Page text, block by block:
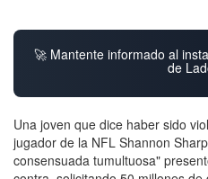
🚀 Mantente informado al
de
Una joven que dice haber sido
jugador de la NFL Shannon
consensuada tumultuosa"